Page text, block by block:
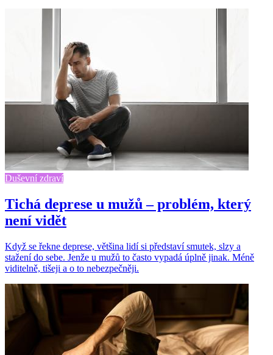
Duševní zdraví
Tichá deprese u mužů – problém, který
není vidět
Když se řekne deprese, většina lidí si představí smutek, slzy a
stažení do sebe. Jenže u mužů to často vypadá úplně jinak. Méně
viditelně, tišeji a o to nebezpečněji.